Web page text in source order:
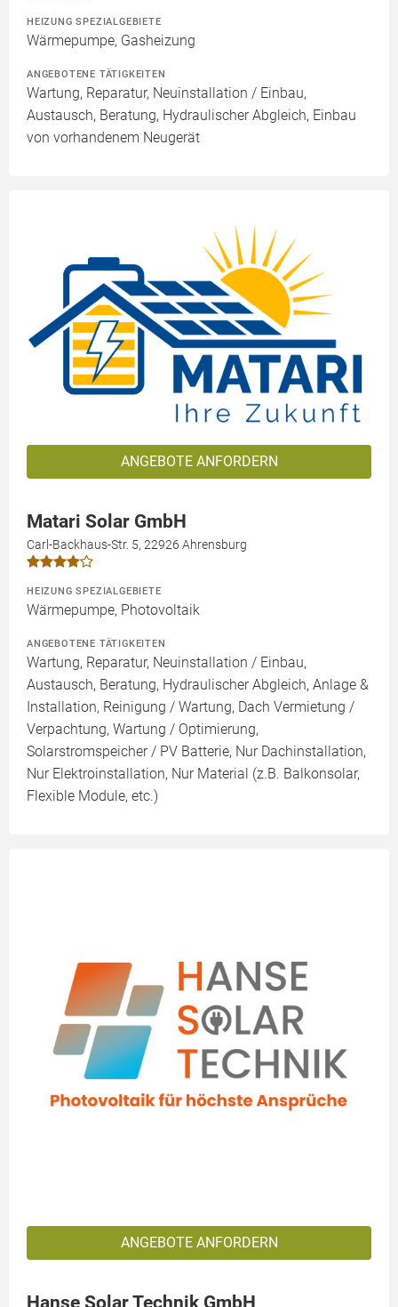
HEIZUNG SPEZIALGEBIETE
Wärmepumpe, Gasheizung
ANGEBOTENE TÄTIGKEITEN
Wartung, Reparatur, Neuinstallation / Einbau,
Austausch, Beratung, Hydraulischer Abgleich, Einbau
von vorhandenem Neugerät
ANGEBOTE ANFORDERN
Matari Solar GmbH
Carl-Backhaus-Str. 5, 22926 Ahrensburg
HEIZUNG SPEZIALGEBIETE
Wärmepumpe, Photovoltaik
ANGEBOTENE TÄTIGKEITEN
Wartung, Reparatur, Neuinstallation / Einbau,
Austausch, Beratung, Hydraulischer Abgleich, Anlage &
Installation, Reinigung / Wartung, Dach Vermietung /
Verpachtung, Wartung / Optimierung,
Solarstromspeicher / PV Batterie, Nur Dachinstallation,
Nur Elektroinstallation, Nur Material (z.B. Balkonsolar,
Flexible Module, etc.)
ANGEBOTE ANFORDERN
Hanse Solar Technik GmbH